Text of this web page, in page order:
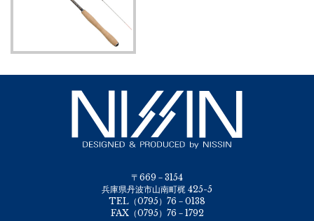
〒669－3154
兵庫県丹波市山南町梶 425-5
TEL（0795）76－0138
FAX（0795）76－1792